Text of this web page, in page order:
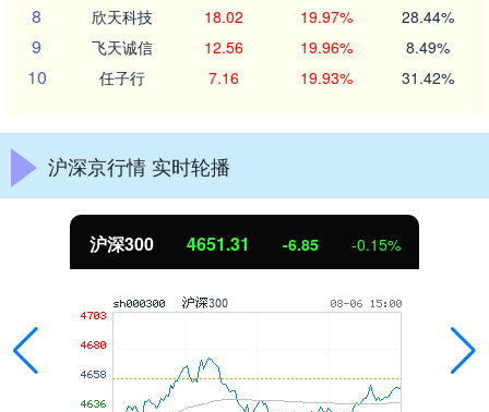
8 欣天科技 18.02 19.97% 28.44%
9 飞天诚信 12.56 19.96% 8.49%
10 任子行 7.16 19.93% 31.42%
沪深京行情 实时轮播
北证50 1122.88 3.42 0.30%